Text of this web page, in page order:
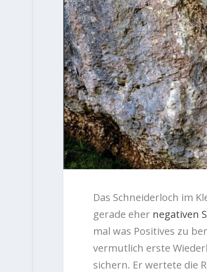
Das Schneiderloch im
gerade eher negativen
mal was Positives zu
vermutlich erste
sichern. Er wertete die